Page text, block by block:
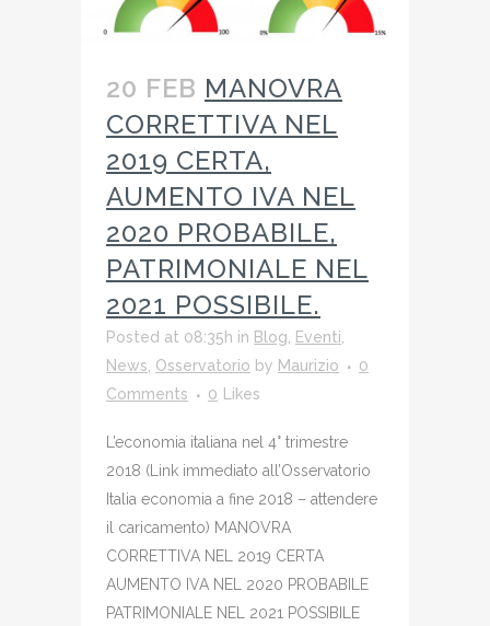
20 FEB MANOVRA
CORRETTIVA NEL
2019 CERTA,
AUMENTO IVA NEL
2020 PROBABILE,
PATRIMONIALE NEL
2021 POSSIBILE.
Posted at 08:35h in Blog Eventi
News Osservatorio by Maurizio
0
Comments
0 Likes
L’economia italiana nel 4° trimestre
2018 (Link immediato all’Osservatorio
Italia economia a fine 2018 – attendere
il caricamento) MANOVRA
CORRETTIVA NEL 2019 CERTA
AUMENTO IVA NEL 2020 PROBABILE
PATRIMONIALE NEL 2021 POSSIBILE